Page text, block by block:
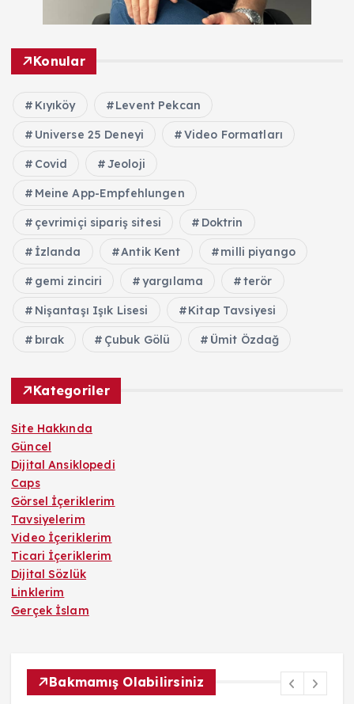
Konular
Kıyıköy Levent Pekcan
Universe 25 Deneyi Video Formatları
Covid Jeoloji
Meine App-Empfehlungen
çevrimiçi sipariş sitesi Doktrin
İzlanda Antik Kent milli piyango
gemi zinciri yargılama terör
Nişantaşı Işık Lisesi Kitap Tavsiyesi
bırak Çubuk Gölü Ümit Özdağ
Kategoriler
Site Hakkında
Güncel
Dijital Ansiklopedi
Caps
Görsel İçeriklerim
Tavsiyelerim
Video İçeriklerim
Ticari İçeriklerim
Dijital Sözlük
Linklerim
Gerçek İslam
Bakmamış Olabilirsiniz